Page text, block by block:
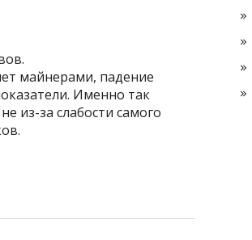
майнерами, падение
Именно так
из-за слабости самого